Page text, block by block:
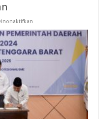
NTB:
adalah
Perbaikan
Kelola
Pemerintahan